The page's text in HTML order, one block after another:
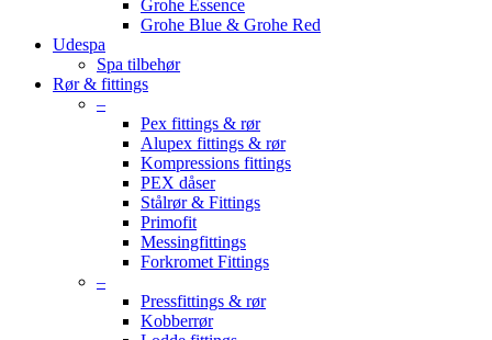
Grohe Essence
Grohe Blue & Grohe Red
Udespa
Spa tilbehør
Rør & fittings
–
Pex fittings & rør
Alupex fittings & rør
Kompressions fittings
PEX dåser
Stålrør & Fittings
Primofit
Messingfittings
Forkromet Fittings
–
Pressfittings & rør
Kobberrør